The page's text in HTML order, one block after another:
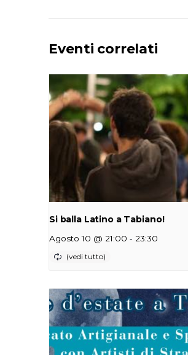
Eventi correlati
Si balla Latino a Tabiano!
Agosto 10 @ 21:00 - 23:30